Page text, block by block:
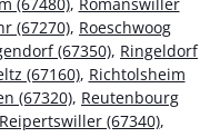
(67270), Roeschwoog
(67350), Ringeldorf
(67160), Richtolsheim
(67320), Reutenbourg
Reipertswiller (67340),